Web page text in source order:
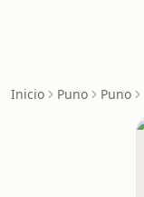
Inicio Puno Puno